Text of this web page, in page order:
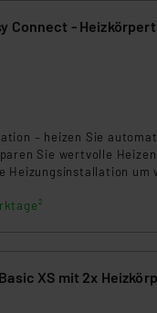
etwa das
dass hiergegen
auf die
Connect -
– heizen Sie
Sie wertvolle
Heizungsinstallation um
XS mit 2x